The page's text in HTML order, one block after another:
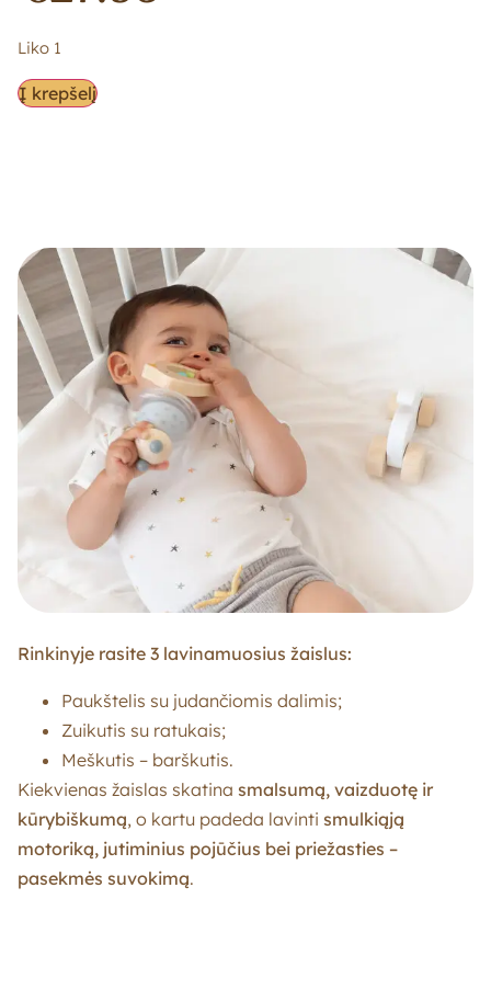
Liko 1
Į krepšelį
Rinkinyje rasite 3 lavinamuosius žaislus:
Paukštelis su judančiomis dalimis;
Zuikutis su ratukais;
Meškutis – barškutis.
Kiekvienas žaislas skatina smalsumą, vaizduotę ir
kūrybiškumą, o kartu padeda lavinti smulkiąją
motoriką, jutiminius pojūčius bei priežasties –
pasekmės suvokimą.